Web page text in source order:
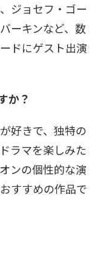
ジョセフ・ゴー
ーキンなど、数
ドにゲスト出演
か？
好きで、独特の
ラマを楽しみた
ンの個性的な演
すすめの作品で